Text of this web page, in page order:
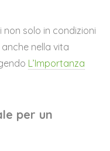
non solo in condizioni
nella vita
L’Importanza
per un